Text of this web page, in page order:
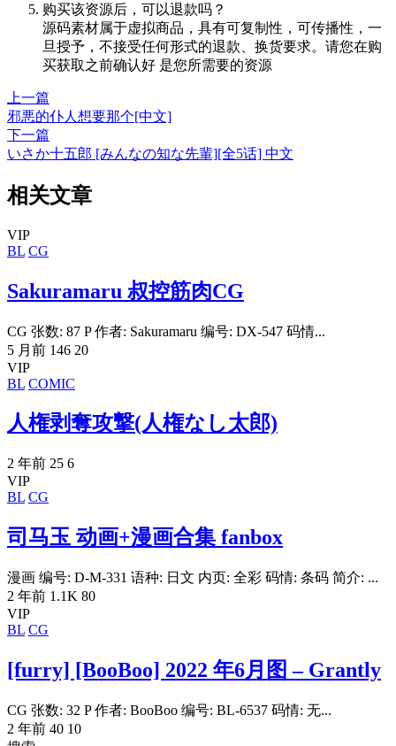
购买该资源后，可以退款吗？
源码素材属于虚拟商品，具有可复制性，可传播性，一
旦授予，不接受任何形式的退款、换货要求。请您在购
买获取之前确认好 是您所需要的资源
上一篇
邪悪的仆人想要那个[中文]
下一篇
いさか十五郎 [みんなの知な先輩][全5话] 中文
相关文章
VIP
BL CG
Sakuramaru 叔控筋肉CG
CG 张数: 87 P 作者: Sakuramaru 编号: DX-547 码情...
5 月前 146 20
VIP
BL COMIC
人権剥奪攻撃(人権なし太郎)
2 年前 25 6
VIP
BL CG
司马玉 动画+漫画合集 fanbox
漫画 编号: D-M-331 语种: 日文 内页: 全彩 码情: 条码 简介: ...
2 年前 1.1K 80
VIP
BL CG
[furry] [BooBoo] 2022 年6月图 – Grantly
CG 张数: 32 P 作者: BooBoo 编号: BL-6537 码情: 无...
2 年前 40 10